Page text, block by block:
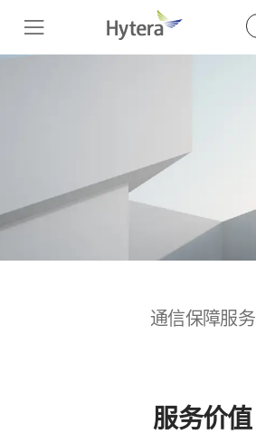
通信保障服务
服务价值